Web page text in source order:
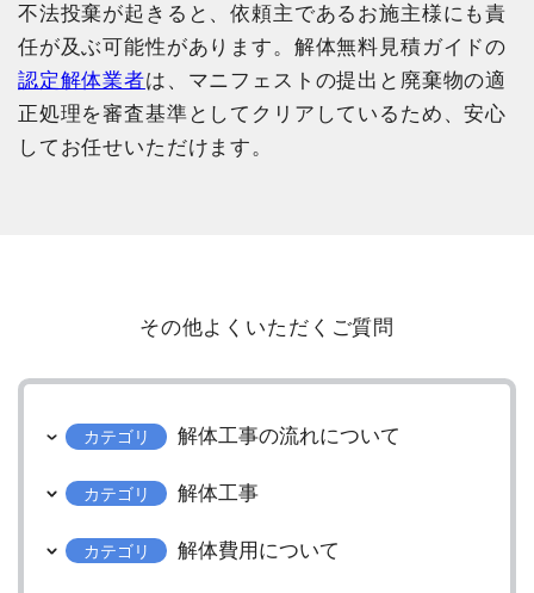
不法投棄が起きると、依頼主であるお施主様にも責
任が及ぶ可能性があります。解体無料見積ガイドの
認定解体業者は、マニフェストの提出と廃棄物の適
正処理を審査基準としてクリアしているため、安心
してお任せいただけます。
その他よくいただくご質問
カテゴリ 解体工事の流れについて
カテゴリ 解体工事
カテゴリ 解体費用について